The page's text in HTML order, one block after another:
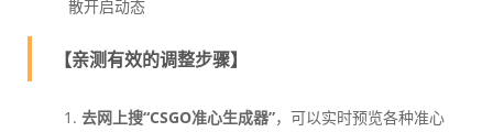
散开启动态
【亲测有效的调整步骤】
去网上搜“CSGO准心生成器”，可以实时预览各种准心